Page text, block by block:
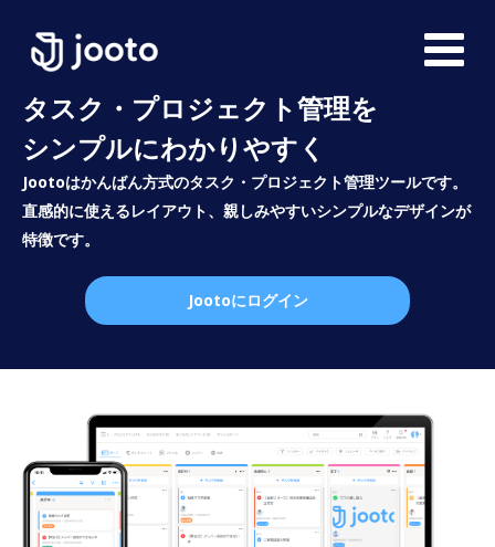
タスク・プロジェクト管理を
シンプルにわかりやすく
Jootoはかんばん方式のタスク・プロジェクト管理ツールです。
直感的に使えるレイアウト、親しみやすいシンプルなデザインが
特徴です。
Jootoにログイン